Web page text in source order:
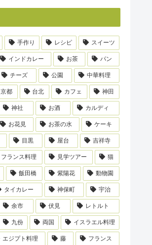
手作り レシピ スイーツ
インドカレー お茶 パン
チーズ 公園 中華料理
京都 台北 カフェ 神田
神社 お酒 カルディ
お花見 お茶の水 ケーキ
目黒 屋台 吉祥寺
フランス料理 見学ツアー 猫
飯田橋 紫陽花 動物園
タイカレー 神保町 宇治
余市 伏見 レトルト
九份 両国 イスラエル料理
エジプト料理 藤 フランス